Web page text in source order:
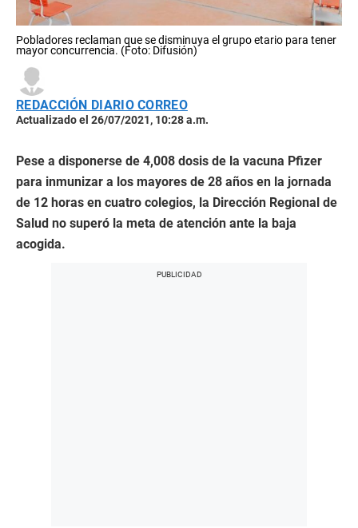
Pobladores reclaman que se disminuya el grupo etario para tener
mayor concurrencia. (Foto: Difusión)
REDACCIÓN DIARIO CORREO
Actualizado el 26/07/2021, 10:28 a.m.
Pese a disponerse de 4,008 dosis de la vacuna Pfizer
para inmunizar a los mayores de 28 años en la jornada
de 12 horas en cuatro colegios, la Dirección Regional de
Salud no superó la meta de atención ante la baja
acogida.